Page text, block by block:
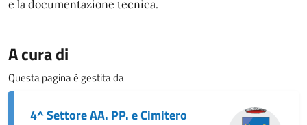
e la documentazione tecnica.
A cura di
Questa pagina è gestita da
4^ Settore AA. PP. e Cimitero